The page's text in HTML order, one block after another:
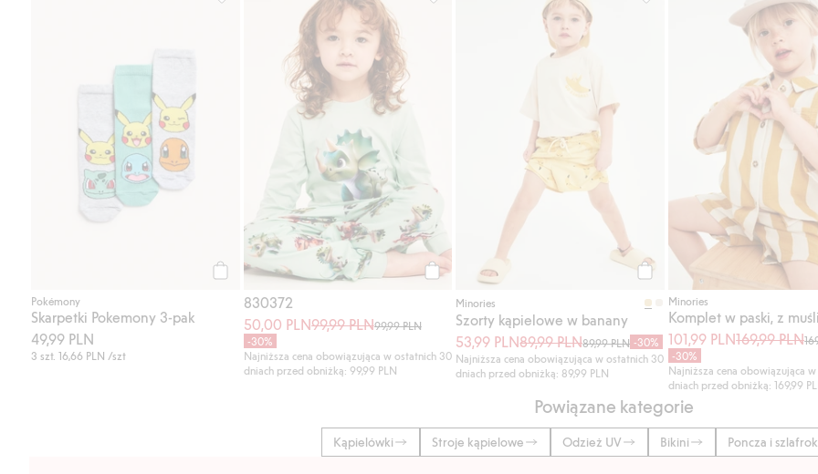
Pokémony
Skarpetki Pokemony 3-pak
49,99 PLN
3 szt. 16,66 PLN /szt
Skarpetki Pokemony 3-pak, Dodaj do listy ulubione
830372
50,00 PLN99,99 PLN99,99 PLN
-30%
Najniższa cena obowiązująca w ostatnich 30
dniach przed obniżką: 99,99 PLN
830372, Dodaj do listy ulubione
Minories
Szorty kąpielowe w banany
53,99 PLN89,99 PLN89,99 PLN -30%
Najniższa cena obowiązująca w ostatnich 30
dniach przed obniżką: 89,99 PLN
Szorty kąpielowe w banany,
Minories
Komplet w paski, z
101,99 PLN169,99 PLN
-30%
Najniższa cena obowiązująca
dniach przed obniżką: 169,99
Powiązane kategorie
Kąpielówki Stroje kąpielowe Odzież UV Bikini Poncza i